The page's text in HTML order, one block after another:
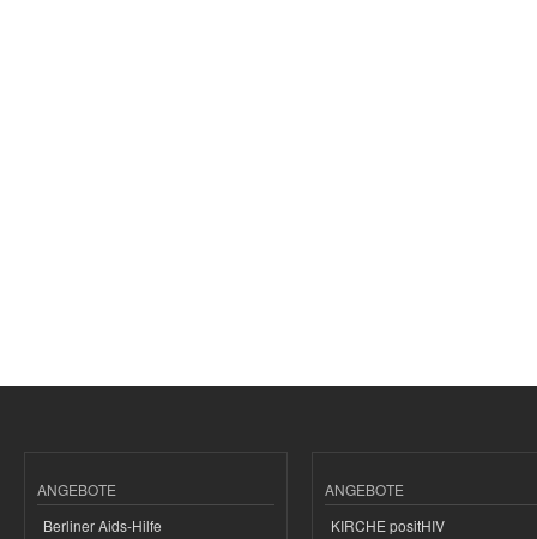
ANGEBOTE
Berliner Aids-Hilfe
ANGEBOTE
KIRCHE positHIV